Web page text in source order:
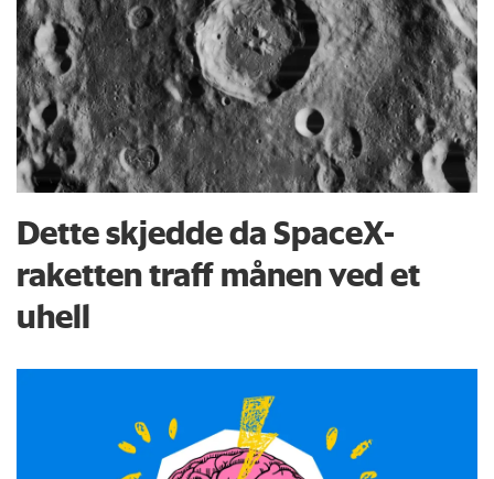
Dette skjedde da SpaceX-
raketten traff månen ved et
uhell